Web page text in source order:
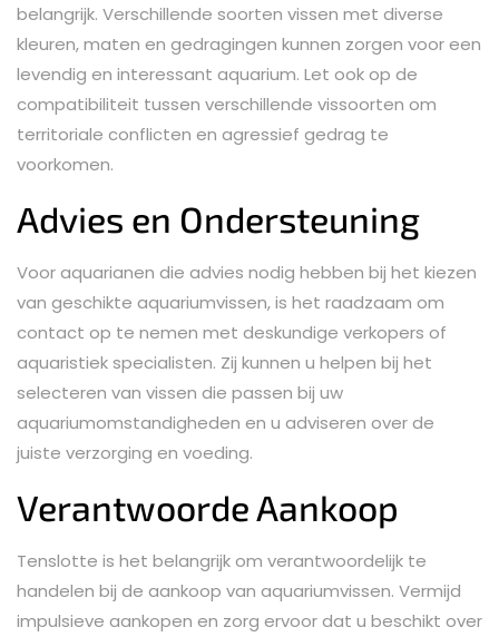
belangrijk. Verschillende soorten vissen met diverse
kleuren, maten en gedragingen kunnen zorgen voor een
levendig en interessant aquarium. Let ook op de
compatibiliteit tussen verschillende vissoorten om
territoriale conflicten en agressief gedrag te
voorkomen.
Advies en Ondersteuning
Voor aquarianen die advies nodig hebben bij het kiezen
van geschikte aquariumvissen, is het raadzaam om
contact op te nemen met deskundige verkopers of
aquaristiek specialisten. Zij kunnen u helpen bij het
selecteren van vissen die passen bij uw
aquariumomstandigheden en u adviseren over de
juiste verzorging en voeding.
Verantwoorde Aankoop
Tenslotte is het belangrijk om verantwoordelijk te
handelen bij de aankoop van aquariumvissen. Vermijd
impulsieve aankopen en zorg ervoor dat u beschikt over